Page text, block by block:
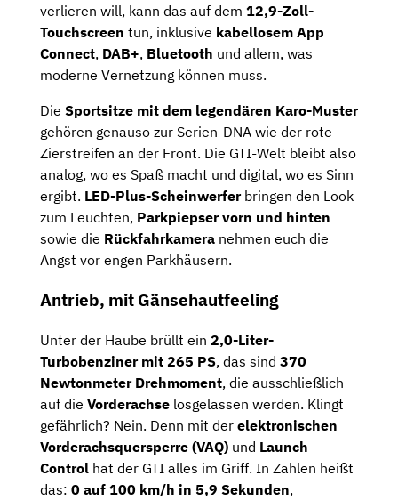
verlieren will, kann das auf dem 12,9-Zoll-
Touchscreen tun, inklusive kabellosem App
Connect, DAB+, Bluetooth und allem, was
moderne Vernetzung können muss.
Die Sportsitze mit dem legendären Karo-Muster
gehören genauso zur Serien-DNA wie der rote
Zierstreifen an der Front. Die GTI-Welt bleibt also
analog, wo es Spaß macht und digital, wo es Sinn
ergibt. LED-Plus-Scheinwerferbringen den Look
zum Leuchten, Parkpiepser vorn und hinten
sowie die Rückfahrkamera nehmen euch die
Angst vor engen Parkhäusern.
Antrieb, mit Gänsehautfeeling
Unter der Haube brüllt ein 2,0-Liter-
Turbobenziner mit 265 PS, das sind 370
Newtonmeter Drehmoment, die ausschließlich
auf die Vorderachse losgelassen werden. Klingt
gefährlich? Nein. Denn mit der elektronischen
Vorderachsquersperre (VAQ) und Launch
Control hat der GTI alles im Griff. In Zahlen heißt
das: 0 auf 100 km/h in 5,9 Sekunden,